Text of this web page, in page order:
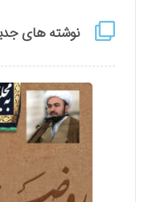
نوشته های جدید